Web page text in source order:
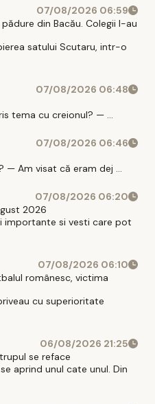
07/08/2026 06:59
din Bacău. Colegii l-au
satului Scutaru, intr-o
07/08/2026 06:48
tema cu creionul? — ...
07/08/2026 06:46
— Am visat că eram dej ...
07/08/2026 06:20
2026
importante si vesti care pot
07/08/2026 06:10
românesc, victima
cu superioritate
06/08/2026 21:25
se reface
aprind unul cate unul. Din